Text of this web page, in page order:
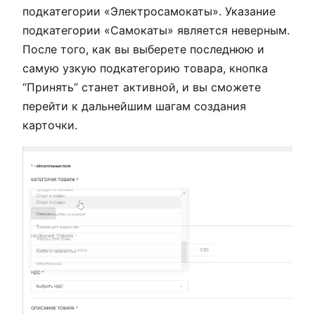
подкатегории «Электросамокаты». Указание
подкатегории «Самокаты» является неверным.
После того, как вы выберете последнюю и
самую узкую подкатегорию товара, кнопка
“Принять” станет активной, и вы сможете
перейти к дальнейшим шагам создания
карточки.